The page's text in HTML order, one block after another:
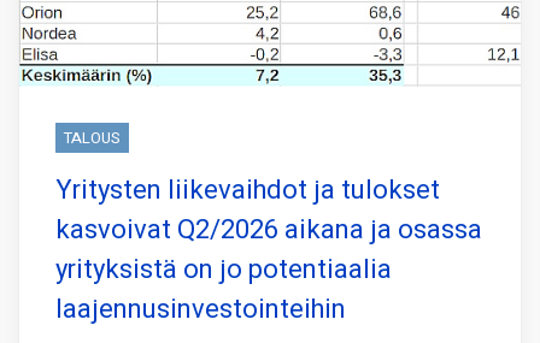
TALOUS
Yritysten liikevaihdot ja tulokset
kasvoivat Q2/2026 aikana ja osassa
yrityksistä on jo potentiaalia
laajennusinvestointeihin